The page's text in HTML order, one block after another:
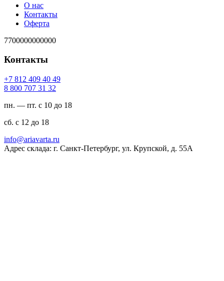
О нас
Контакты
Оферта
7700000000000
Контакты
94 04 904 218 7+
23 13 707 008 8
пн. — пт. с 10 до 18
сб. с 12 до 18
ur.atravaira@ofni
Адрес склада: г. Санкт-Петербург, ул. Крупской, д. 55А